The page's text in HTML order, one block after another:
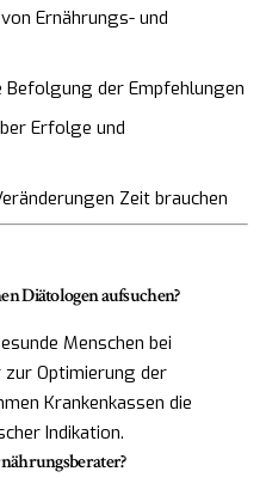
Ernährungs- und
Befolgung der Empfehlungen
Erfolge und
Zeit brauchen
Diätologen aufsuchen?
Menschen bei
Optimierung der
Krankenkassen die
Indikation.